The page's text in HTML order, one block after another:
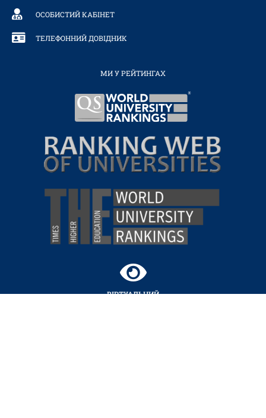
ОСОБИСТИЙ КАБІНЕТ
ТЕЛЕФОННИЙ ДОВІДНИК
ВІРТУАЛЬНИЙ
МИ У РЕЙТИНГАХ